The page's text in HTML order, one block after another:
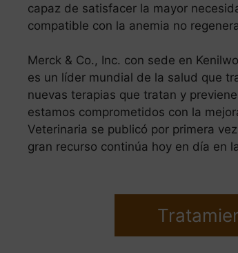
capaz de satisfacer la mayor
compatible con la anemia no
Merck & Co., Inc. con sede en
es un líder mundial de la salud que
nuevas terapias que tratan y
estamos comprometidos con la
Veterinaria se publicó por primera
gran recurso continúa hoy en día en